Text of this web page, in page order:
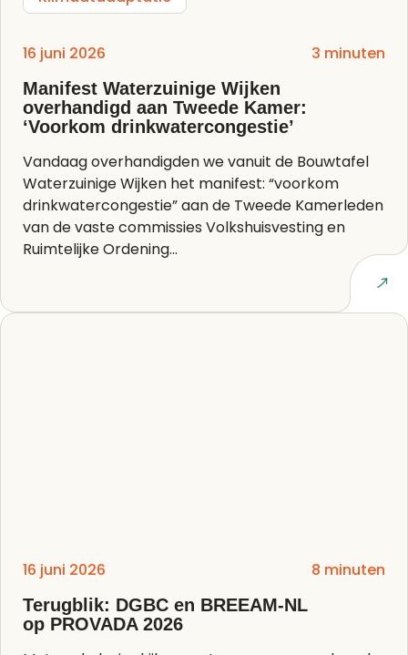
16 juni 2026 3 minuten
Manifest Waterzuinige Wijken
overhandigd aan Tweede Kamer:
‘Voorkom drinkwatercongestie’
Vandaag overhandigden we vanuit de Bouwtafel
Waterzuinige Wijken het manifest: “voorkom
drinkwatercongestie” aan de Tweede Kamerleden
van de vaste commissies Volkshuisvesting en
Ruimtelijke Ordening...
Lees artikel
16 juni 2026 8 minuten
Terugblik: DGBC en BREEAM-NL
op PROVADA 2026